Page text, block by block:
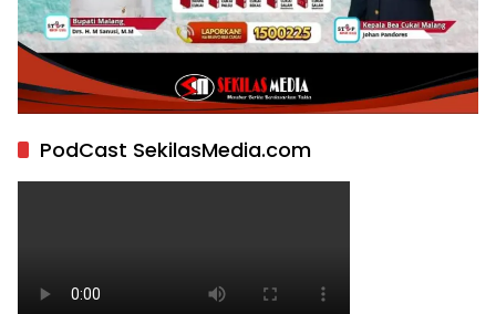
PodCast SekilasMedia.com